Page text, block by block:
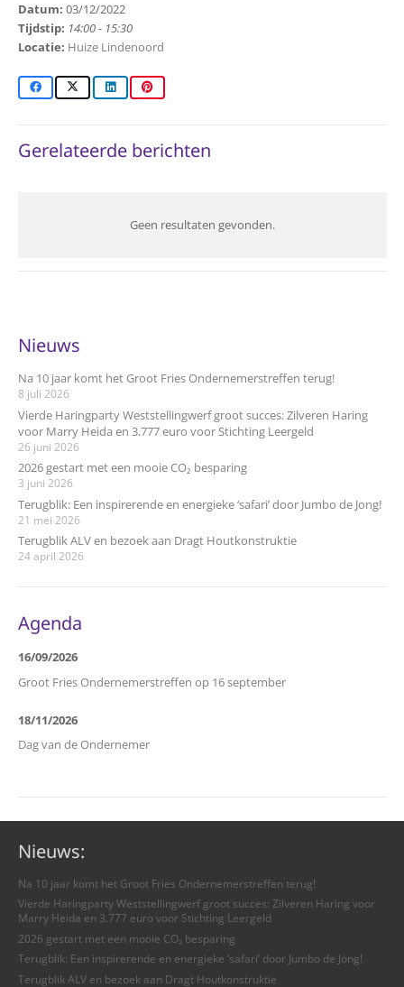
Datum: 03/12/2022
Tijdstip: 14:00 - 15:30
Locatie: Huize Lindenoord
Gerelateerde berichten
Geen resultaten gevonden.
Nieuws
Na 10 jaar komt het Groot Fries Ondernemerstreffen terug!
8 juli 2026
Vierde Haringparty Weststellingwerf groot succes: Zilveren Haring
voor Marry Heida en 3.777 euro voor Stichting Leergeld
26 juni 2026
2026 gestart met een mooie CO₂ besparing
3 juni 2026
Terugblik: Een inspirerende en energieke ‘safari’ door Jumbo de Jong!
21 mei 2026
Terugblik ALV en bezoek aan Dragt Houtkonstruktie
24 april 2026
Agenda
16/09/2026
Groot Fries Ondernemerstreffen op 16 september
18/11/2026
Dag van de Ondernemer
Nieuws:
Na 10 jaar komt het Groot Fries Ondernemerstreffen terug!
Vierde Haringparty Weststellingwerf groot succes: Zilveren Haring voor
Marry Heida en 3.777 euro voor Stichting Leergeld
2026 gestart met een mooie CO₂ besparing
Terugblik: Een inspirerende en energieke ‘safari’ door Jumbo de Jong!
Terugblik ALV en bezoek aan Dragt Houtkonstruktie